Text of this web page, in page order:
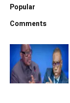
Popular
Comments